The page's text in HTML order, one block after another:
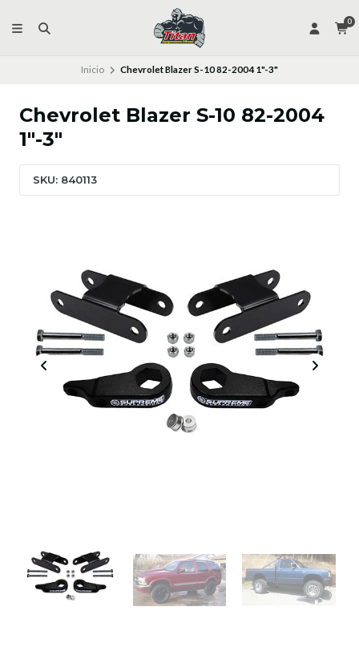
0
Inicio Chevrolet Blazer S-10 82-2004 1"-3"
Chevrolet Blazer S-10 82-2004
1"-3"
SKU: 840113